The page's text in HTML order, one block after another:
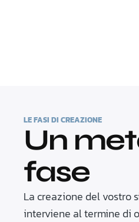
LE FASI DI CREAZIONE
Un
fase
La creazione del vostro
interviene al termine di